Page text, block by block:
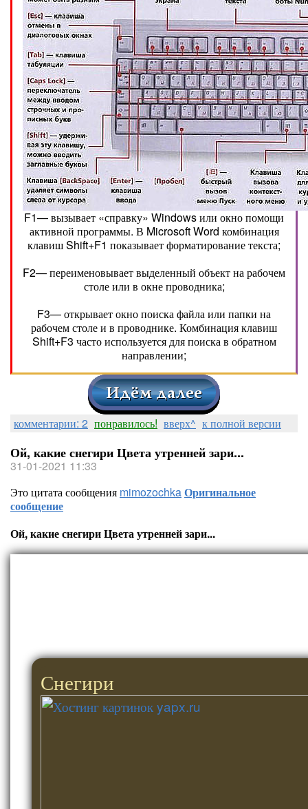
F1— вызывает «справку» Windows или окно помощи
активной программы. В Microsoft Word комбинация
клавиш Shift+F1 показывает форматирование текста;
F2— переименовывает выделенный объект на рабочем
столе или в окне проводника;
F3— открывает окно поиска файла или папки на
рабочем столе и в проводнике. Комбинация клавиш
Shift+F3 часто используется для поиска в обратном
направлении;
комментарии: 2 понравилось! вверх^ к полной версии
Ой, какие снегири Цвета утренней зари...
31-01-2021 11:33
Это цитата сообщения mimozochkaОригинальное
сообщение
Ой, какие снегири Цвета утренней зари...
Снегири